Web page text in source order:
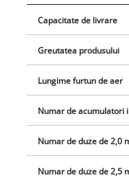
ajustabil determina
de aer reglabil se poate
umar si furtunului de 1,8
Acumulatorul este
stropilor de vopsea prin
usoara, capul de
asemenea, pachetul
pentru curatarea duzei.
mm, 2,5 mm, 1,5 mm)
Capacitate de livrare
Greutatea produsului
Lungime furtun de aer
Numar de acumulatori
Numar de duze de 2,0
Numar de duze de 2,5